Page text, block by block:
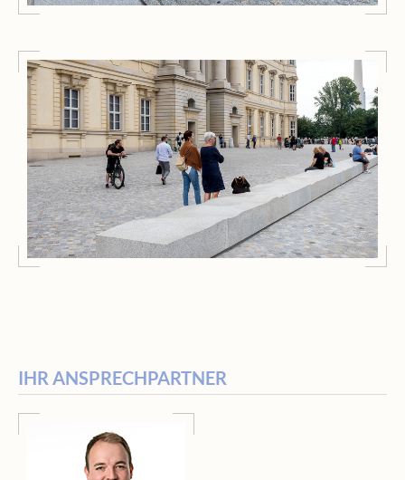
Außenanlagen
Umfeld Humboldt Forum, Berlin
IHR ANSPRECHPARTNER